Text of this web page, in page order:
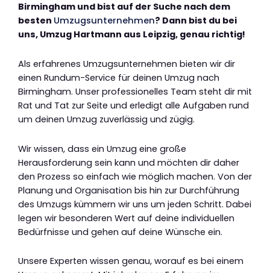
Birmingham und bist auf der Suche nach dem
besten Umzugsunternehmen? Dann bist du bei
uns, Umzug Hartmann aus Leipzig, genau richtig!
Als erfahrenes Umzugsunternehmen bieten wir dir
einen Rundum-Service für deinen Umzug nach
Birmingham. Unser professionelles Team steht dir mit
Rat und Tat zur Seite und erledigt alle Aufgaben rund
um deinen Umzug zuverlässig und zügig.
Wir wissen, dass ein Umzug eine große
Herausforderung sein kann und möchten dir daher
den Prozess so einfach wie möglich machen. Von der
Planung und Organisation bis hin zur Durchführung
des Umzugs kümmern wir uns um jeden Schritt. Dabei
legen wir besonderen Wert auf deine individuellen
Bedürfnisse und gehen auf deine Wünsche ein.
Unsere Experten wissen genau, worauf es bei einem